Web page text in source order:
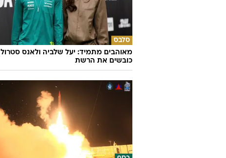
סלבס
מאוהבים מתמיד: יעל שלביה ולאנס סטרול
כובשים את הרשת